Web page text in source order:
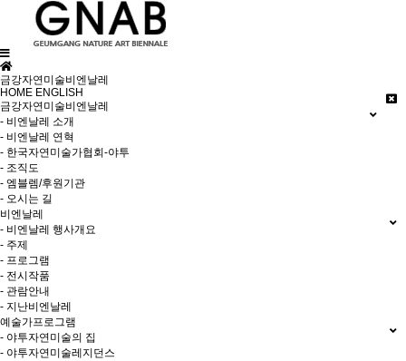
금강자연미술비엔날레
HOME ENGLISH
금강자연미술비엔날레
- 비엔날레 소개
- 비엔날레 연혁
- 한국자연미술가협회-야투
- 조직도
- 엠블렘/후원기관
- 오시는 길
비엔날레
- 비엔날레 행사개요
- 주제
- 프로그램
- 전시작품
- 관람안내
- 지난비엔날레
예술가프로그램
- 야투자연미술의 집
- 야투자연미술레지던스